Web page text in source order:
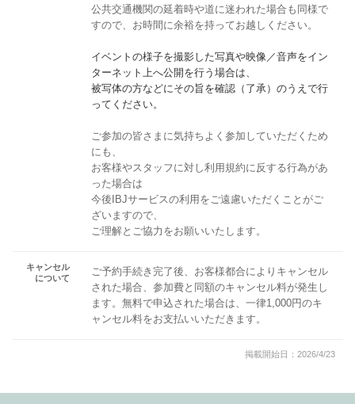
公共交通機関の延着時や道に迷われた場合も同様で
すので、お時間に余裕を持ってお越しください。
イベントの様子を撮影した写真や映像／音声をイン
ターネット上へ公開を行う場合は、
被写体の方などにその旨を確認（了承）のうえで行
ってください。
ご参加の皆さまに気持ちよく参加していただくため
にも、
お客様やスタッフに対し利用規約に反する行為があ
った場合は
今後IBJサービスの利用をご遠慮いただくことがご
ざいますので、
ご理解とご協力をお願いいたします。
キャンセル
について
ご予約手続き完了後、お客様都合によりキャンセル
された場合、参加費と同額のキャンセル料が発生し
ます。無料で申込された場合は、一律1,000円のキ
ャンセル料をお支払いいただきます。
掲載開始日：2026/4/23